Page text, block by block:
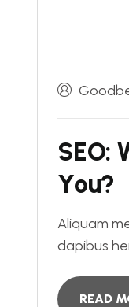
SEO:
You?
Aliquam
dapibus
READ